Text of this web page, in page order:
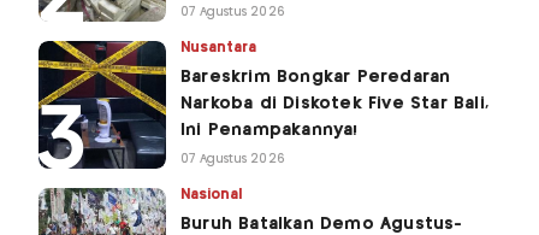
07 Agustus 2026
Nusantara
Bareskrim Bongkar Peredaran
Narkoba di Diskotek Five Star Bali,
Ini Penampakannya!
07 Agustus 2026
Nasional
Buruh Batalkan Demo Agustus-